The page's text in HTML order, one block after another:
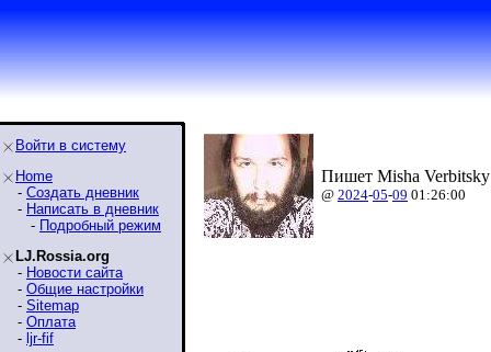
Войти в систему
Home
- Создать дневник
- Написать в дневник
- Подробный режим
LJ.Rossia.org
- Новости сайта
- Общие настройки
- Sitemap
- Оплата
- ljr-fif
Пишет Misha
@ 2024-05-09 01:26:00